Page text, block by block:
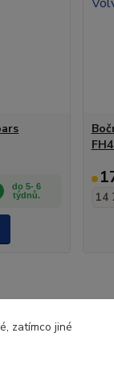
do 5- 6
týdnů.
14
zatímco jiné